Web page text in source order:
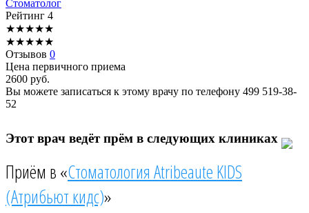
Стоматолог
Рейтинг 4
★★★★★
★★★★★
Отзывов 0
Цена первичного приема
2600 руб.
Вы можете записаться к этому врачу по телефону 499 519-38-
52
Этот врач ведёт прём в следующих клиниках
Приём в «Стоматология Atribeaute KIDS
(Атрибьют кидс)»